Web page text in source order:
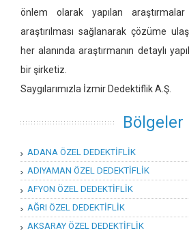
önlem olarak yapılan
araştırılması sağlanarak çözüme
her alanında araştırmanın detaylı
bir şirketiz.
Saygılarımızla İzmir Dedektiflik A.Ş.
Bölgeler
ADANA ÖZEL DEDEKTİFLİK
ADIYAMAN ÖZEL DEDEKTİFLİK
AFYON ÖZEL DEDEKTİFLİK
AĞRI ÖZEL DEDEKTİFLİK
AKSARAY ÖZEL DEDEKTİFLİK